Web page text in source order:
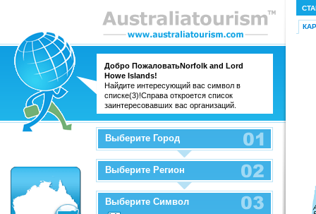
Добро ПожаловатьNorfolk and Lord
Howe Islands!
Найдите интересующий вас символ в
списке(3)!Справа откроется список
заинтересовавших вас организаций.
Выберите Город
Выберите Регион
Выберите Символ